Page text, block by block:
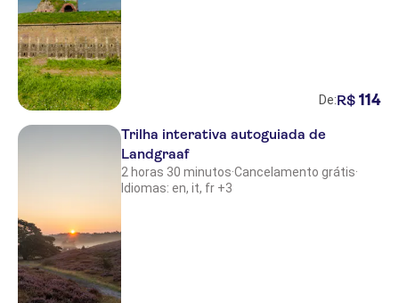
De:R$ 114
Trilha interativa autoguiada de
Landgraaf
2 horas 30 minutos·Cancelamento grátis·
Idiomas: en, it, fr +3